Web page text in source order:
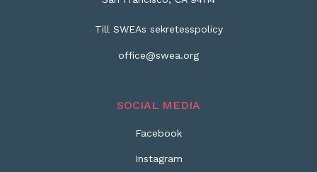
Till SWEAs sekretesspolicy
office@swea.org
SOCIAL MEDIA
Facebook
Instagram